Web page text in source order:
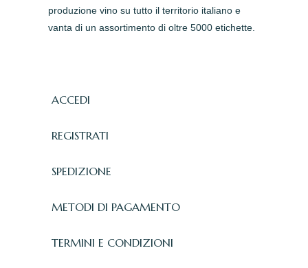
produzione vino su tutto il territorio italiano e
vanta di un assortimento di oltre 5000 etichette.
ACCEDI
REGISTRATI
SPEDIZIONE
METODI DI PAGAMENTO
TERMINI E CONDIZIONI